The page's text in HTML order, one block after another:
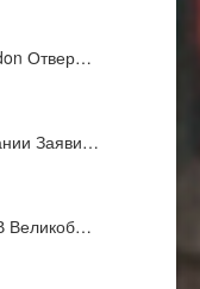
Отвер…
Заяви…
Великоб…